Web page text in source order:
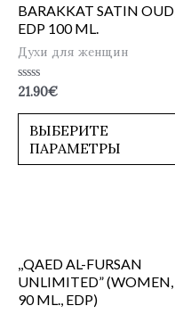
BARAKKAT SATIN OUD,
EDP 100 ML.
Духи для женщин
Оценка
из
21.90€
ВЫБЕРИТЕ
ПАРАМЕТРЫ
,,QAED AL-FURSAN
UNLIMITED” (WOMEN,
90 ML., EDP)